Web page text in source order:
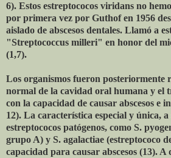
6). Estos estreptococos viridans no
por primera vez por Guthof en 1956
aislado de abscesos dentales. Llamó a
"Streptococcus milleri" en honor del
(1,7).
Los organismos fueron posteriormente
normal de la cavidad oral humana y el
con la capacidad de causar abscesos e
12). La característica especial y única,
estreptococos patógenos, como S.
grupo A) y S. agalactiae (estreptococo
capacidad para causar abscesos (13). A